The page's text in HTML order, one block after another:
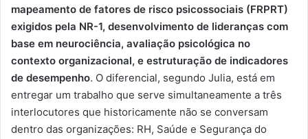
mapeamento de fatores de risco psicossociais (FRPRT)
exigidos pela NR-1, desenvolvimento de lideranças com
base em neurociência, avaliação psicológica no
contexto organizacional, e estruturação de indicadores
de desempenho. O diferencial, segundo Julia, está em
entregar um trabalho que serve simultaneamente a três
interlocutores que historicamente não se conversam
dentro das organizações: RH, Saúde e Segurança do